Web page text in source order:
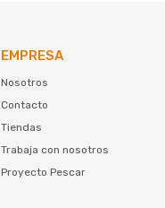
EMPRESA
Nosotros
Contacto
Tiendas
Trabaja con nosotros
Proyecto Pescar